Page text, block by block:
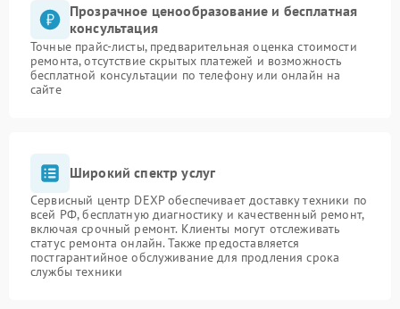
Прозрачное ценообразование и бесплатная
консультация
Точные прайс-листы, предварительная оценка стоимости
ремонта, отсутствие скрытых платежей и возможность
бесплатной консультации по телефону или онлайн на
сайте
Широкий спектр услуг
Сервисный центр DEXP обеспечивает доставку техники по
всей РФ, бесплатную диагностику и качественный ремонт,
включая срочный ремонт. Клиенты могут отслеживать
статус ремонта онлайн. Также предоставляется
постгарантийное обслуживание для продления срока
службы техники